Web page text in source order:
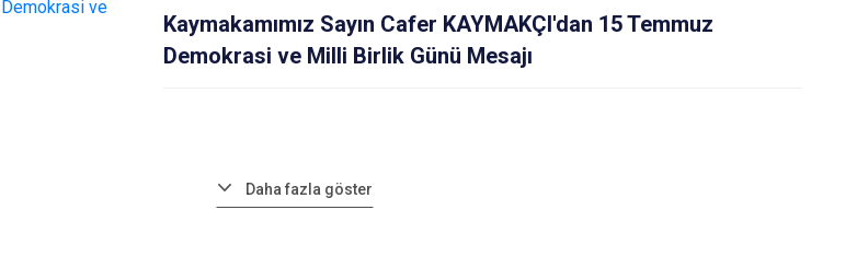
Kaymakamımız Sayın Cafer KAYMAKÇI'dan 15 Temmuz
Demokrasi ve Milli Birlik Günü Mesajı
Daha fazla göster